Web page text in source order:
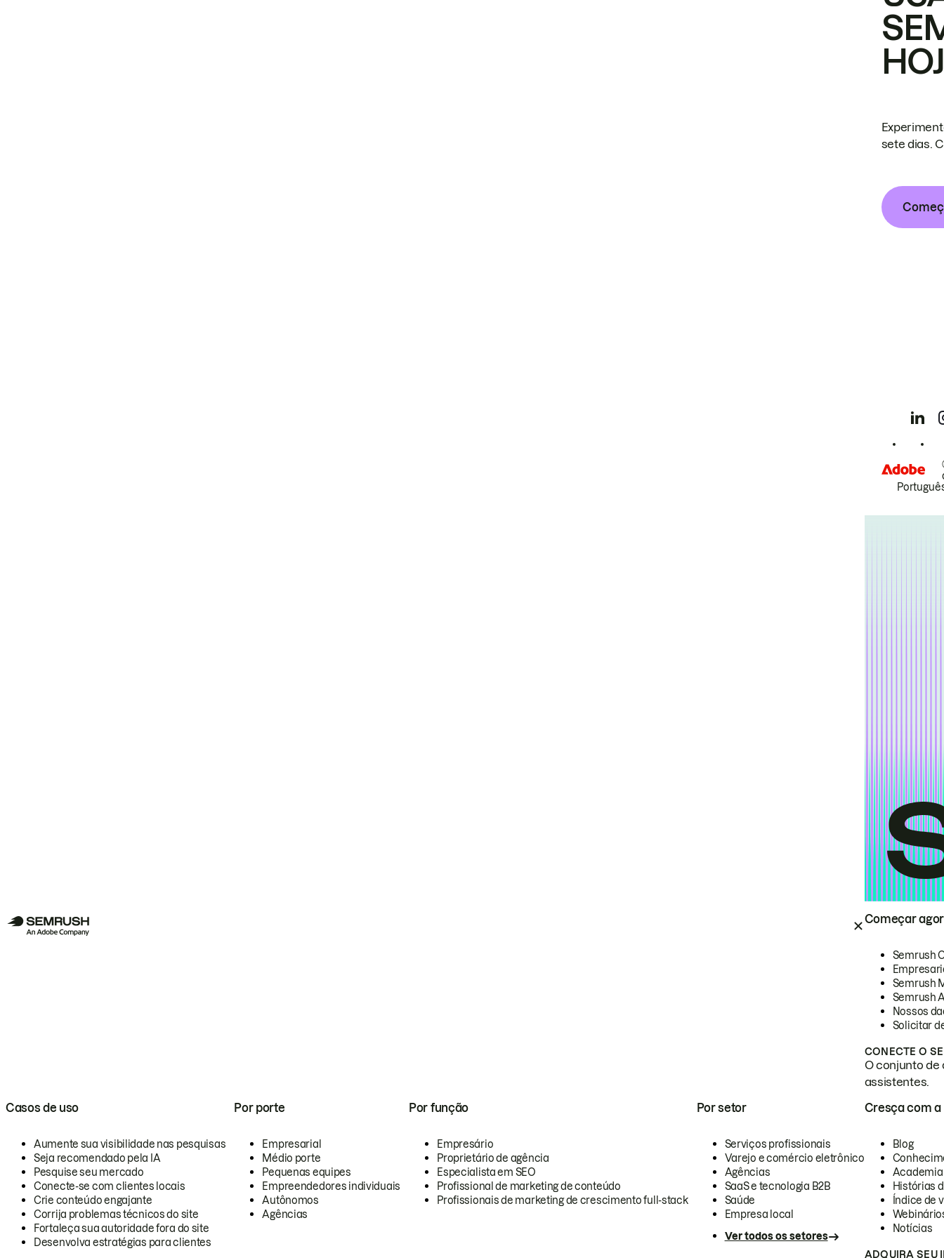
Começar
Semrush
Semrush
Semrush
Nossos
Solicitar
CONECTE O
O conjunto de
assistentes.
Casos de uso
Aumente sua visibilidade nas pesquisas
Seja recomendado pela IA
Pesquise seu mercado
Conecte-se com clientes locais
Crie conteúdo engajante
Corrija problemas técnicos do site
Fortaleça sua autoridade fora do site
Desenvolva estratégias para clientes
Por porte
Empresarial
Médio porte
Pequenas equipes
Empreendedores individuais
Autônomos
Agências
Por função
Empresário
Proprietário de agência
Especialista em SEO
Profissional de marketing de conteúdo
Profissionais de marketing de crescimento full-stack
Por setor
Serviços profissionais
Varejo e comércio eletrônico
Agências
SaaS e tecnologia B2B
Saúde
Empresa local
Ver todos os setores
Cresça com a
Blog
Academia
Histórias
Índice de
Notícias
ADQUIRA SEU
sete dias.